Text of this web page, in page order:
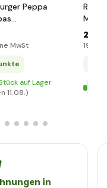
Peppa
2x12 Teile
MwSt
auf Lager
11.08.)
216
22
19
(Bei
in